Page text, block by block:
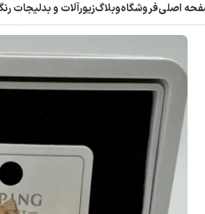
اصلیفروشگاهوبلاگزیورآلات و بدلیجات
زیورآلات و بدلیجات رنگ ثابت